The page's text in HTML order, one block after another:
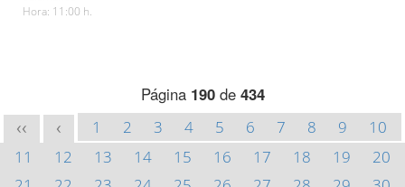
Hora: 11:00 h.
Página 190de 434
<< < 1 2 3 4 5 6 7 8 9
10
11
12 13 14 15 16 17 18 19
20